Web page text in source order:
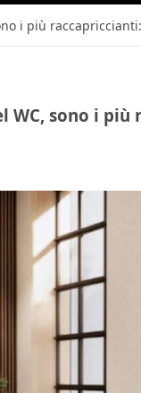
i più
WC, sono i più